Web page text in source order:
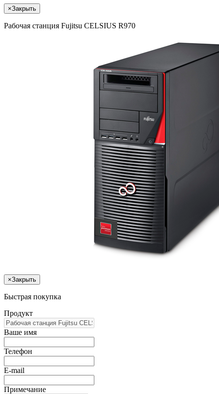
×Закрыть
Pабочая станция Fujitsu CELSIUS R970
×Закрыть
Быстрая покупка
Продукт
Ваше имя
Телефон
E-mail
Примечание